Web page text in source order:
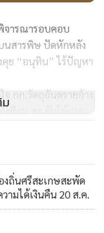
นี้เราทำหน้าที่ และ
การเกษตรให้กับ
รมใหม่ เพราะหากอยู่
าม เท่าที่คุยกับ
กคนก็ไม่แฮปปี้อยู่แล้ว
จารณารอบคอบ
นสารพิษ ปัดหักหลัง
คุย “อนุทิน” ไร้ปัญหา
กก.วัตถุอันตรายอ้าง
งที่คน สธ.ยันให้แบน
ไม่ได้ ขอดูกรมชลฯ
ธ.ไม่เปลี่ยนจุดยืน
รเกษตรชงเลื่อนแบน
งถิ่นศรีสะเกษสะพัด
ามได้เงินคืน 20 ส.ค.